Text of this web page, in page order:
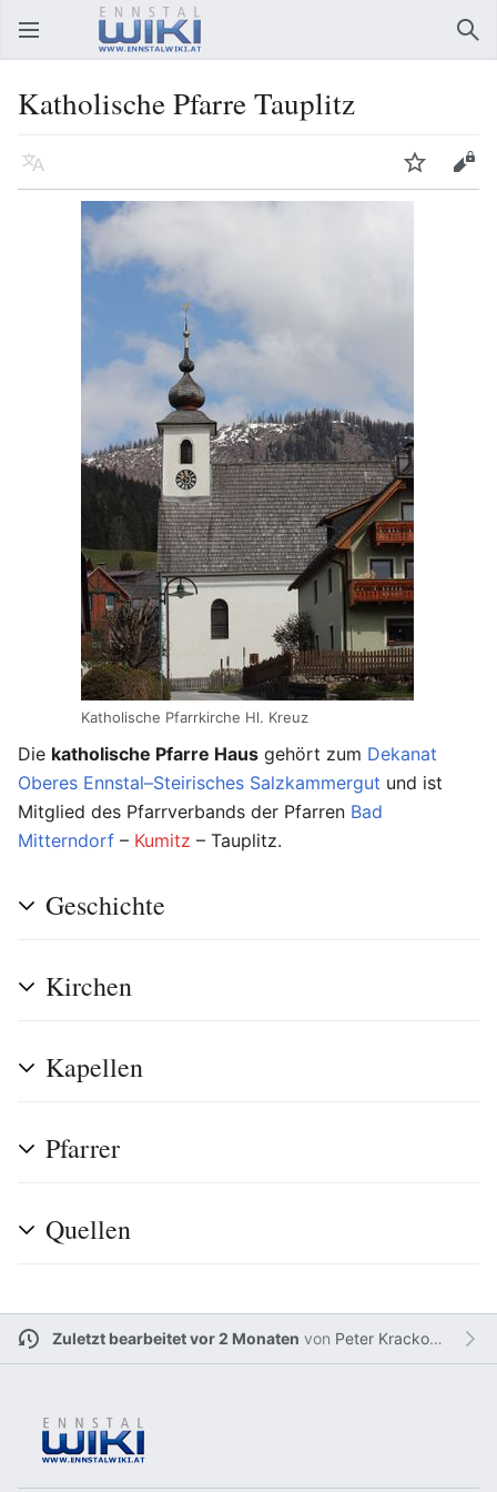
Hauptmenü öffnen
Katholische Pfarre Tauplitz
Sprache Beobachten Bearbeiten
Katholische Pfarrkirche Hl. Kreuz
Die katholische Pfarre Haus gehört zum Dekanat
Oberes Ennstal–Steirisches Salzkammergut und ist
Mitglied des Pfarrverbands der Pfarren Bad
Mitterndorf – Kumitz – Tauplitz.
Geschichte
Kirchen
Kapellen
Pfarrer
Quellen
Zuletzt bearbeitet vor 2 Monaten von Peter Krackowizer